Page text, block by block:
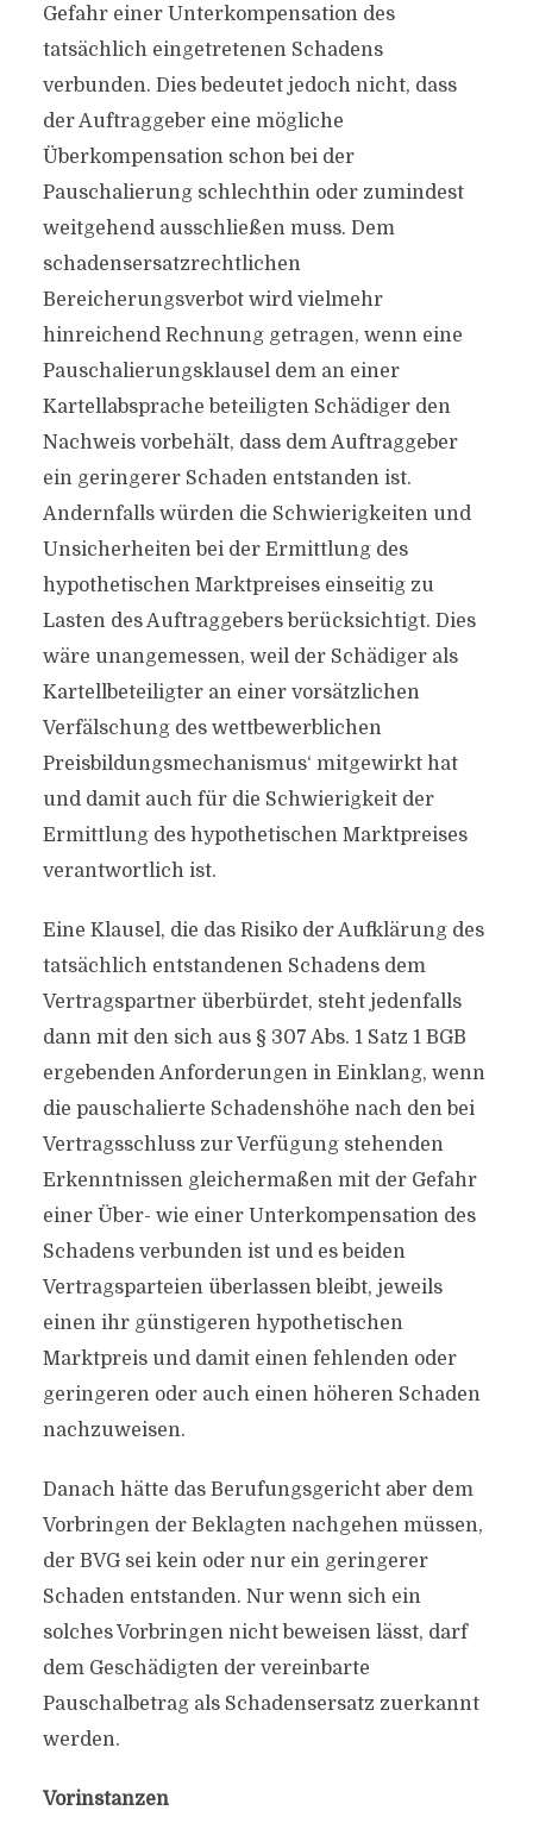
Gefahr einer Unterkompensation des
tatsächlich eingetretenen Schadens
verbunden. Dies bedeutet jedoch nicht, dass
der Auftraggeber eine mögliche
Überkompensation schon bei der
Pauschalierung schlechthin oder zumindest
weitgehend ausschließen muss. Dem
schadensersatzrechtlichen
Bereicherungsverbot wird vielmehr
hinreichend Rechnung getragen, wenn eine
Pauschalierungsklausel dem an einer
Kartellabsprache beteiligten Schädiger den
Nachweis vorbehält, dass dem Auftraggeber
ein geringerer Schaden entstanden ist.
Andernfalls würden die Schwierigkeiten und
Unsicherheiten bei der Ermittlung des
hypothetischen Marktpreises einseitig zu
Lasten des Auftraggebers berücksichtigt. Dies
wäre unangemessen, weil der Schädiger als
Kartellbeteiligter an einer vorsätzlichen
Verfälschung des wettbewerblichen
Preisbildungsmechanismus‘ mitgewirkt hat
und damit auch für die Schwierigkeit der
Ermittlung des hypothetischen Marktpreises
verantwortlich ist.
Eine Klausel, die das Risiko der Aufklärung des
tatsächlich entstandenen Schadens dem
Vertragspartner überbürdet, steht jedenfalls
dann mit den sich aus § 307 Abs. 1 Satz 1 BGB
ergebenden Anforderungen in Einklang, wenn
die pauschalierte Schadenshöhe nach den bei
Vertragsschluss zur Verfügung stehenden
Erkenntnissen gleichermaßen mit der Gefahr
einer Über- wie einer Unterkompensation des
Schadens verbunden ist und es beiden
Vertragsparteien überlassen bleibt, jeweils
einen ihr günstigeren hypothetischen
Marktpreis und damit einen fehlenden oder
geringeren oder auch einen höheren Schaden
nachzuweisen.
Danach hätte das Berufungsgericht aber dem
Vorbringen der Beklagten nachgehen müssen,
der BVG sei kein oder nur ein geringerer
Schaden entstanden. Nur wenn sich ein
solches Vorbringen nicht beweisen lässt, darf
dem Geschädigten der vereinbarte
Pauschalbetrag als Schadensersatz zuerkannt
werden.
Vorinstanzen